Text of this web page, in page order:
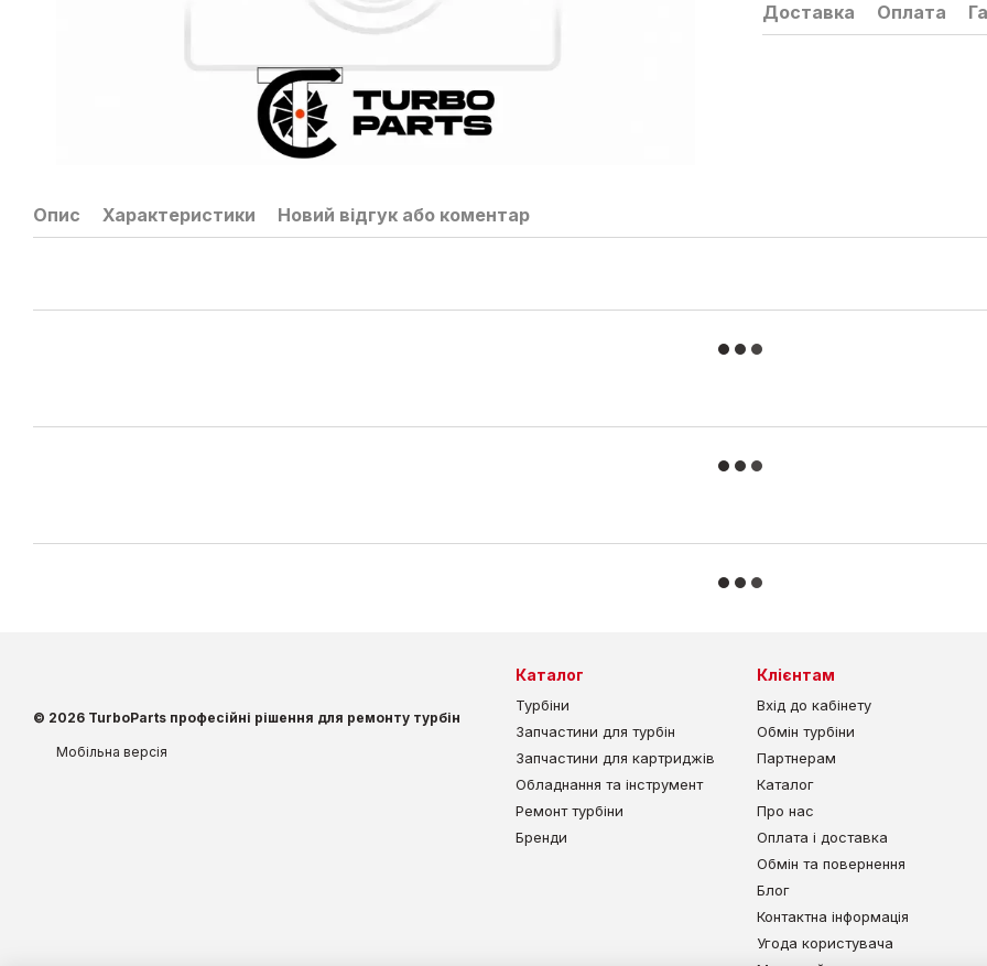
Доставка Оплата
Опис Характеристики Новий відгук або коментар
© 2026 TurboParts професійні рішення для ремонту турбін
Мобільна версія
Каталог
Турбіни
Запчастини для турбін
Запчастини для картриджів
Обладнання та інструмент
Ремонт турбіни
Бренди
Клієнтам
Вхід до кабінету
Обмін турбіни
Партнерам
Каталог
Про нас
Оплата і доставка
Обмін та повернення
Блог
Контактна інформація
Угода користувача